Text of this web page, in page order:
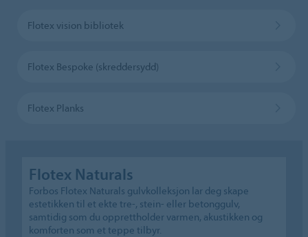
Flotex vision bibliotek
Flotex Bespoke (skreddersydd)
Flotex Planks
Flotex Naturals
Forbos Flotex Naturals gulvkolleksjon lar deg skape
estetikken til et ekte tre-, stein- eller betonggulv,
samtidig som du opprettholder varmen, akustikken og
komforten som et teppe tilbyr.